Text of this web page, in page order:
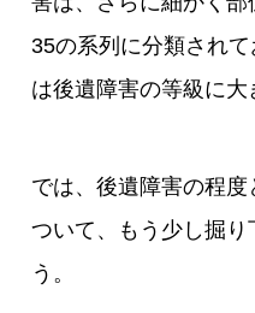
35の系列に分類され
は後遺障害の等級に大
では、後遺障害の程
ついて、もう少し掘り
う。